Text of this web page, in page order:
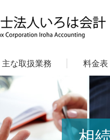
主な取扱業務 料金表